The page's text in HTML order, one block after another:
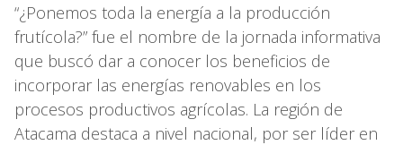
“¿Ponemos toda la energía a la producción
frutícola?” fue el nombre de la jornada informativa
que buscó dar a conocer los beneficios de
incorporar las energías renovables en los
procesos productivos agrícolas. La región de
Atacama destaca a nivel nacional, por ser líder en